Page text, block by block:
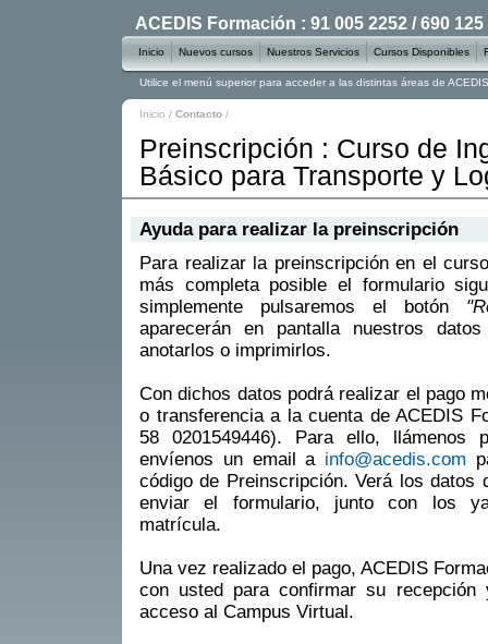
Inicio / Contacto /
Preinscripción : Curso de
Básico para Transporte y
Ayuda para realizar la preinscripción
Para realizar la preinscripción en el
más completa posible el formulario
simplemente pulsaremos el botón
aparecerán en pantalla nuestros
anotarlos o imprimirlos.
Con dichos datos podrá realizar el pago
o transferencia a la cuenta de ACEDIS
58 0201549446). Para ello, llámenos
envíenos un email a info@acedis.com
código de Preinscripción. Verá los datos
enviar el formulario, junto con los
matrícula.
Una vez realizado el pago, ACEDIS
con usted para confirmar su
acceso al Campus Virtual.
ACEDIS Formación : 91 005 2252 / 690 125
Inicio Nuevos cursos Nuestros Servicios Cursos Disponibles
Utilice el menú superior para acceder a las distintas áreas de